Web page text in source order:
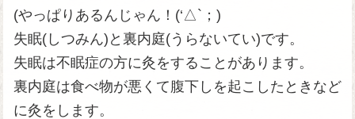
(やっぱりあるんじゃん！(‘△`；)
失眠(しつみん)と裏内庭(うらないてい)です。
失眠は不眠症の方に灸をすることがあります。
裏内庭は食べ物が悪くて腹下しを起こしたときなど
に灸をします。